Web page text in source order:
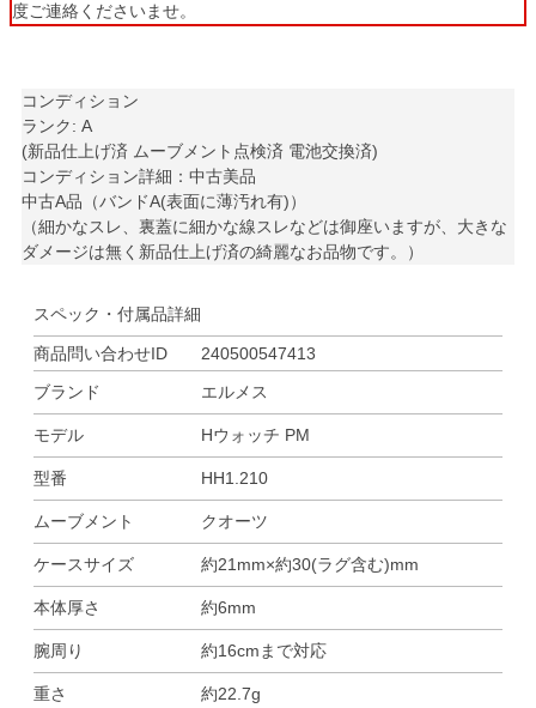
度ご連絡くださいませ。
コンディション
ランク: A
(新品仕上げ済 ムーブメント点検済 電池交換済)
コンディション詳細：中古美品
中古A品（バンドA(表面に薄汚れ有)）
（細かなスレ、裏蓋に細かな線スレなどは御座いますが、大きな
ダメージは無く新品仕上げ済の綺麗なお品物です。）
スペック・付属品詳細
商品問い合わせID
240500547413
ブランド
エルメス
モデル Hウォッチ PM
型番 HH1.210
ムーブメント クオーツ
ケースサイズ 約21mm×約30(ラグ含む)mm
本体厚さ 約6mm
腕周り 約16cmまで対応
重さ 約22.7g